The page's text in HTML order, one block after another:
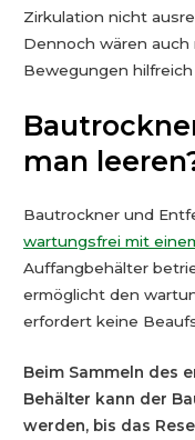
Zirkulation nicht
Dennoch wären auch
Bewegungen
man
Bautrockner und
wartungsfrei mit
Auffangbehälter
ermöglicht den
erfordert keine
Beim Sammeln des
Behälter kann der
werden, bis das